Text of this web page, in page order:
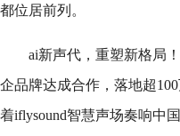
都位居前列。
ai新声代，重塑新格局
企品牌达成合作，落地超
着iflysound智慧声场奏响中